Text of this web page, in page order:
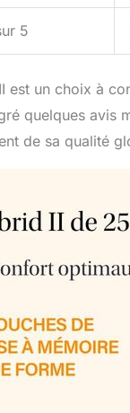
5
est un choix à
quelques avis
de sa qualité